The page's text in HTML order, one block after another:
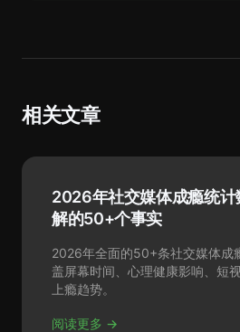
相关文章
2026年社交媒体成瘾统计
解的50+个事实
2026年全面的50+条社交媒体成
盖屏幕时间、心理健康影响、短
上瘾趋势。
阅读更多 →